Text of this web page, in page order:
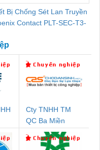
Bị Chống Sét Lan Truyền
Contact PLT-SEC-T3-
Cty TNHH TM
QC Ba Miền